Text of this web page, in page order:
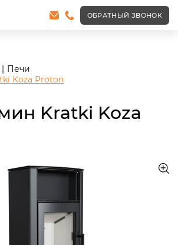
content="noindex, follow"/>
ОБРАТНЫЙ ЗВОНОК
Печи
Koza Proton
Kratki Koza